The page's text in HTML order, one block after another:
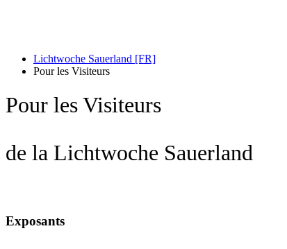
Lichtwoche Sauerland [FR]
Pour les Visiteurs
Pour les Visiteurs
de la Lichtwoche Sauerland
Exposants